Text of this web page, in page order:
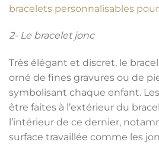
bracelets personnalisables
2- Le bracelet jonc
Très élégant et discret, le
orné de fines gravures ou de
symbolisant chaque enfant.
être faites à l’extérieur du
l’intérieur de ce dernier,
surface travaillée comme les